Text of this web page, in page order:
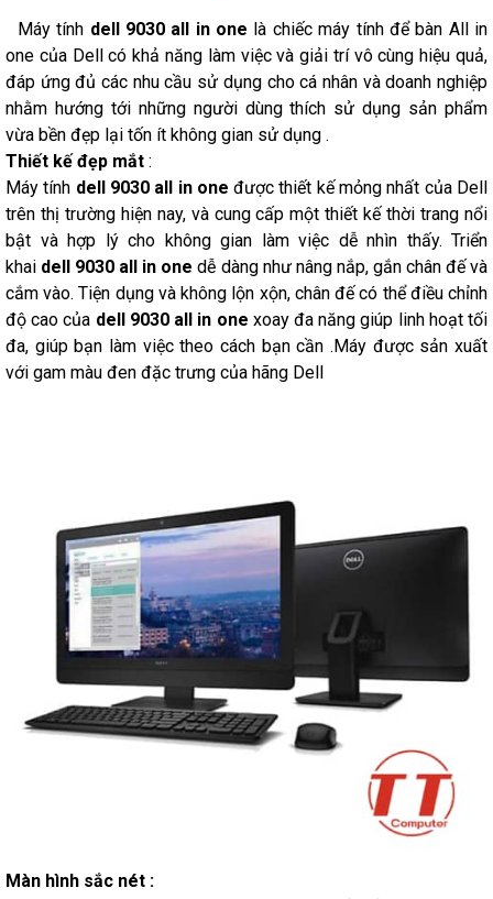
Máy tính dell 9030 all in one là chiếc máy tính để bàn All in
one của Dell có khả năng làm việc và giải trí vô cùng hiệu quả,
đáp ứng đủ các nhu cầu sử dụng cho cá nhân và doanh nghiệp
nhằm hướng tới những người dùng thích sử dụng sản phẩm
vừa bền đẹp lại tốn ít không gian sử dụng .
Thiết kế đẹp mắt :
Máy tính dell 9030 all in one được thiết kế mỏng nhất của Dell
trên thị trường hiện nay, và cung cấp một thiết kế thời trang nổi
bật và hợp lý cho không gian làm việc dễ nhìn thấy. Triển
khai dell 9030 all in one dễ dàng như nâng nắp, gắn chân đế và
cắm vào. Tiện dụng và không lộn xộn, chân đế có thể điều chỉnh
độ cao của dell 9030 all in one xoay đa năng giúp linh hoạt tối
đa, giúp bạn làm việc theo cách bạn cần .Máy được sản xuất
với gam màu đen đặc trưng của hãng Dell
Màn hình sắc nét :